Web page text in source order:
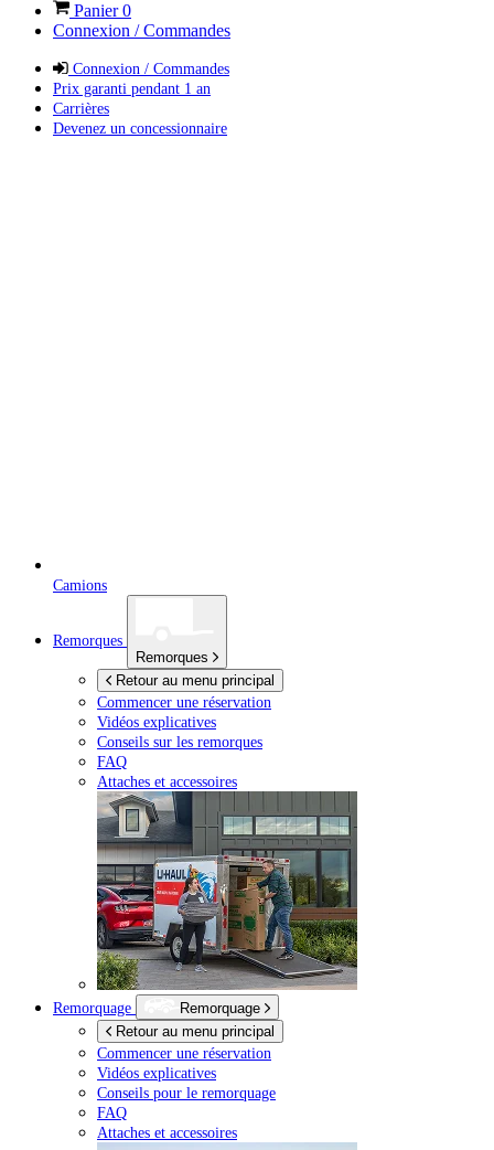
Panier0
Connexion / Commandes
Connexion / Commandes
Prix garanti pendant 1 an
Carrières
Devenez un concessionnaire
Camions
Remorques
Remorques
Retour au menu principal
Commencer une réservation
Vidéos explicatives
Conseils sur les remorques
FAQ
Attaches et accessoires
Remorquage
Remorquage
Retour au menu principal
Commencer une réservation
Vidéos explicatives
Conseils pour le remorquage
FAQ
Attaches et accessoires